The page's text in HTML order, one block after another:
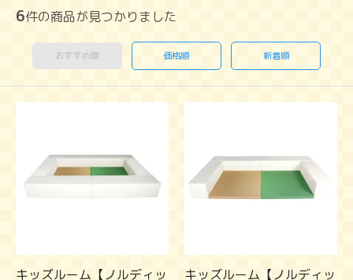
6件の商品が見つかりました
おすすめ順 価格順 新着順
キッズルーム【ノルディッ
キッズルーム【ノルディッ